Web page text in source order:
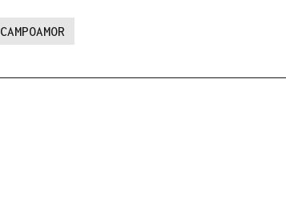
CAMPOAMOR